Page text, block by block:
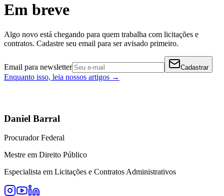
Em breve
Algo novo está chegando para quem trabalha com licitações e
contratos. Cadastre seu email para ser avisado primeiro.
Email para newsletter Cadastrar
Enquanto isso, leia nossos artigos →
Daniel Barral
Procurador Federal
Mestre em Direito Público
Especialista em Licitações e Contratos Administrativos